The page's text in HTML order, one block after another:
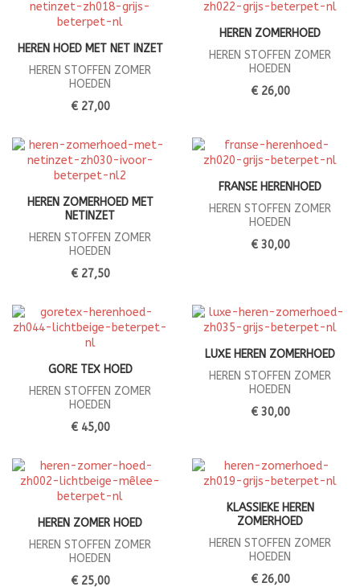
HEREN HOED MET NET INZET
HEREN STOFFEN ZOMER
HOEDEN
€ 27,00
HEREN ZOMERHOED
HEREN STOFFEN ZOMER
HOEDEN
€ 26,00
HEREN ZOMERHOED MET
NETINZET
HEREN STOFFEN ZOMER
HOEDEN
€ 27,50
FRANSE HERENHOED
HEREN STOFFEN ZOMER
HOEDEN
€ 30,00
GORE TEX HOED
HEREN STOFFEN ZOMER
HOEDEN
€ 45,00
LUXE HEREN ZOMERHOED
HEREN STOFFEN ZOMER
HOEDEN
€ 30,00
HEREN ZOMER HOED
HEREN STOFFEN ZOMER
HOEDEN
€ 25,00
KLASSIEKE HEREN
ZOMERHOED
HEREN STOFFEN ZOMER
HOEDEN
€ 26,00